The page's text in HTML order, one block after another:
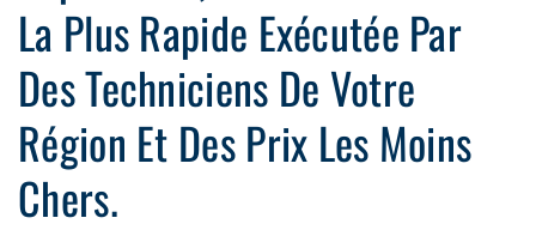
La Plus Rapide Exécutée Par
Des Techniciens De Votre
Région Et Des Prix Les Moins
Chers.